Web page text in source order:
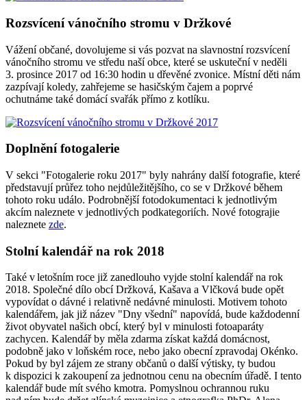
Rozsvícení vánočního stromu v Držkové
Vážení občané, dovolujeme si vás pozvat na slavnostní rozsvícení
vánočního stromu ve středu naší obce, které se uskuteční v neděli
3. prosince 2017 od 16:30 hodin u dřevěné zvonice. Místní děti nám
zazpívají koledy, zahřejeme se hasičským čajem a poprvé
ochutnáme také domácí svařák přímo z kotlíku.
Doplnění fotogalerie
V sekci "Fotogalerie roku 2017" byly nahrány další fotografie, které
představují průřez toho nejdůležitějšího, co se v Držkové během
tohoto roku událo. Podrobnější fotodokumentaci k jednotlivým
akcím naleznete v jednotlivých podkategoriích. Nové fotograjie
naleznete zde.
Stolní kalendář na rok 2018
Také v letošním roce již zanedlouho vyjde stolní kalendář na rok
2018. Společné dílo obcí Držková, Kašava a Vlčková bude opět
vypovídat o dávné i relativně nedávné minulosti. Motivem tohoto
kalendářem, jak již název "Dny všední" napovídá, bude každodenní
život obyvatel našich obcí, který byl v minulosti fotoaparáty
zachycen. Kalendář by měla zdarma získat každá domácnost,
podobně jako v loňském roce, nebo jako obecní zpravodaj Okénko.
Pokud by byl zájem ze strany občanů o další výtisky, ty budou
k dispozici k zakoupení za jednotnou cenu na obecním úřadě. I tento
kalendář bude mít svého kmotra. Pomyslnou ochrannou ruku